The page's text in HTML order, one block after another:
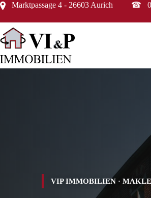
Zum
Inhalt
springen
Marktpassage 4 - 26603 Aurich ☎
VIP IMMOBILIEN ·